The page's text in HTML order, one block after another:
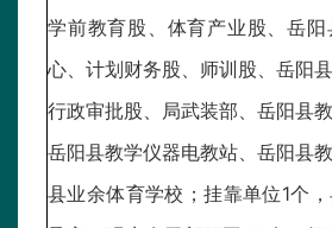
学前教育股、体育产业股、岳
心、计划财务股、师训股、岳阳
行政审批股、局武装部、岳阳县
岳阳县教学仪器电教站、岳阳县
县业余体育学校；挂靠单位1个